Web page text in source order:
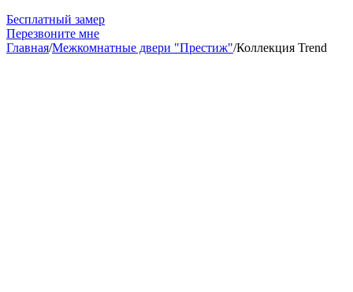
Бесплатный замер
Перезвоните мне
Главная/Межкомнатные двери "Престиж"/Коллекция Trend